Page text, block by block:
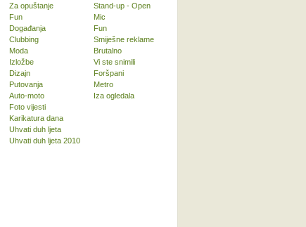
Za opuštanje
Fun
Događanja
Clubbing
Moda
Izložbe
Dizajn
Putovanja
Auto-moto
Foto vijesti
Karikatura dana
Uhvati duh ljeta
Uhvati duh ljeta 2010
Stand-up - Open
Mic
Fun
Smiješne reklame
Brutalno
Vi ste snimili
Foršpani
Metro
Iza ogledala